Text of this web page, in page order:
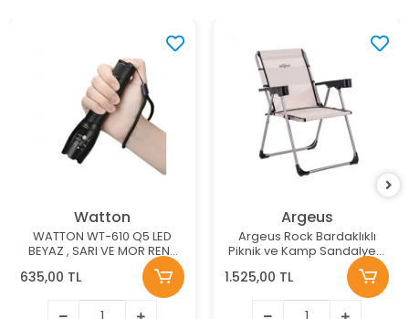
Watton
WATTON WT-610 Q5 LED
BEYAZ , SARI VE MOR RENK
AYDINLATMA EL FENERİ
635,00 TL
Argeus
Argeus Rock Bardaklıklı
Piknik ve Kamp Sandalyesi
130KG Taşıma Renk: Bozkır
1.525,00 TL